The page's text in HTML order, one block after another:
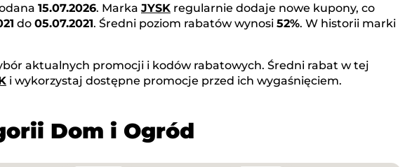
15.07.2026. Marka JYSK regularnie dodaje nowe kupony, co
do 05.07.2021. Średni poziom rabatów wynosi 52%. W historii marki
aktualnych promocji i kodów rabatowych. Średni rabat w tej
i wykorzystaj dostępne promocje przed ich wygaśnięciem.
Dom i Ogród